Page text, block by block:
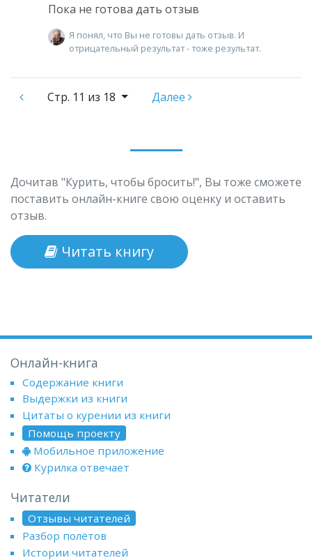
Пока не готова дать отзыв
Я понял, что Вы не готовы дать отзыв. И
отрицательный результат - тоже результат.
Стр. 11 из 18 Далее
Дочитав "Курить, чтобы бросить!", Вы тоже сможете
поставить онлайн-книге свою оценку и оставить
отзыв.
Читать книгу
Онлайн-книга
Содержание книги
Выдержки из книги
Цитаты о курении из книги
Помощь проекту
Мобильное приложение
Курилка отвечает
Читатели
Отзывы читателей
Разбор полётов
Истории читателей